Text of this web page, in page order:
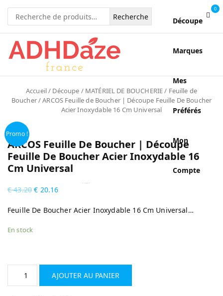
Recherche
pour :
0
Découpe
Marques
Mes
Préférés
Mon
Compte
Accueil/ Découpe / MATÉRIEL DE BOUCHERIE/ Feuille de
Boucher/ ARCOS Feuille de Boucher | Découpe Feuille De Boucher
Acier Inoxydable 16 Cm Universal
Promo !
ARCOS Feuille De Boucher | Découpe
Feuille De Boucher Acier Inoxydable 16
Cm Universal
€43.20 € 20.16
Feuille De Boucher Acier Inoxydable 16 Cm Universal…
En stock
AJOUTER AU PANIER